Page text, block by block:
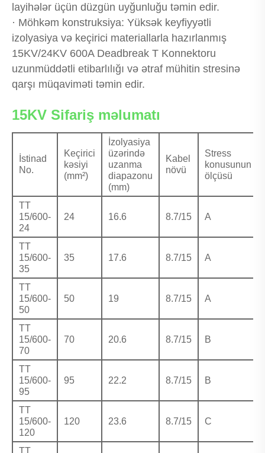
layihələr üçün düzgün uyğunluğu təmin edir.
· Möhkəm konstruksiya: Yüksək keyfiyyətli
izolyasiya və keçirici materiallarla hazırlanmış
15KV/24KV 600A Deadbreak T Konnektoru
uzunmüddətli etibarlılığı və ətraf mühitin stresinə
qarşı müqaviməti təmin edir.
15KV Sifariş məlumatı
İstinad
No.
Keçirici
kəsiyi
(mm²)
İzolyasiya
üzərində
uzanma
diapazonu
(mm)
Kabel
növü
Stress
konusunun
ölçüsü
TT
15/600-
24
24 16.6 8.7/15 A
TT
15/600-
35
35 17.6 8.7/15 A
TT
15/600-
50
50 19 8.7/15 A
TT
15/600-
70
70 20.6 8.7/15 B
TT
15/600-
95
95 22.2 8.7/15 B
TT
15/600-
120
120 23.6 8.7/15 C
TT